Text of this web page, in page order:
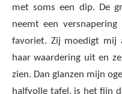
met soms een dip. De
neemt een
favoriet. Zij moedigt mij
haar waardering uit en
zien. Dan glanzen mijn
halfvolle tafel, is het fijn